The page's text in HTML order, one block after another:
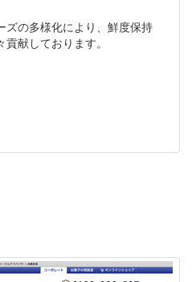
ズの多様化により、鮮度保持
献しております。